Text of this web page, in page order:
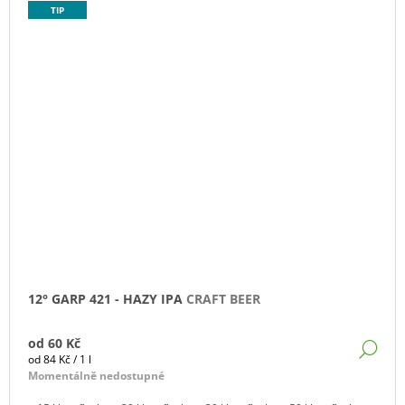
TIP
12° GARP 421 - HAZY IPA CRAFT BEER
od 60 Kč
Měrná
cena:
od 84 Kč / 1 l
Momentálně nedostupné